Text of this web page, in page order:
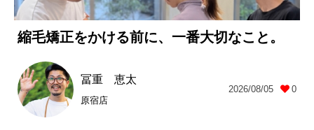
縮毛矯正をかける前に、一番大切なこと。
冨重 恵太
原宿店
2026/08/05 0